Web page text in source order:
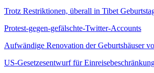
Trotz Restriktionen, überall in Tibet
Protest-gegen-gefälschte-Twitter-Accounts
Aufwändige Renovation der Geburtshäuser
US-Gesetzesentwurf für